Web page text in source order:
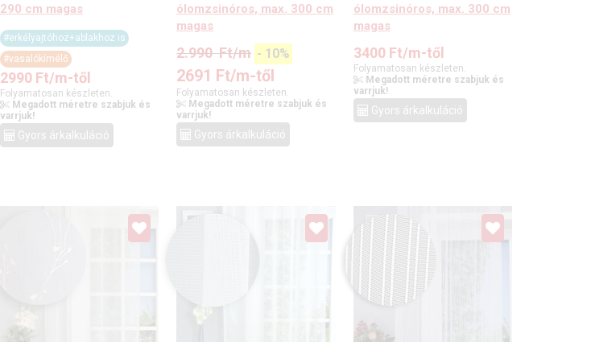
290 cm magas
#erkélyajtóhoz+ablakhoz is
#vasalókímélő
2990 Ft/m-től
Folyamatosan készleten.
Megadott méretre szabjuk és
varrjuk!
Gyors árkalkuláció
ólomzsinóros, max. 300 cm
magas
2.990Ft/m - 10%
2691 Ft/m-től
Folyamatosan készleten.
Megadott méretre szabjuk és
varrjuk!
Gyors árkalkuláció
ólomzsinóros, max. 300 cm
magas
3400 Ft/m-től
Folyamatosan készleten.
Megadott méretre szabjuk és
varrjuk!
Gyors árkalkuláció